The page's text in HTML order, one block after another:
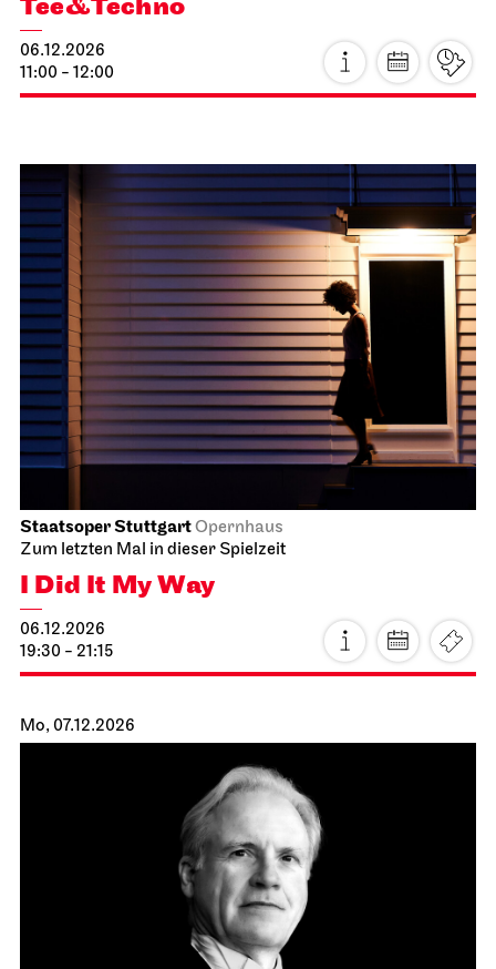
JOiN Foyer Nord
Tee&Techno
06.12.2026
11:00 - 12:00
Staatsoper StuttgartOpernhaus
Zum letzten Mal in dieser Spielzeit
I Did It My Way